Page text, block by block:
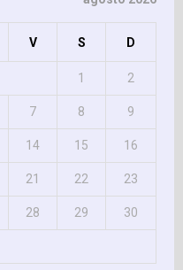
V S D
1 2
7 8 9
14 15 16
21 22 23
28 29 30